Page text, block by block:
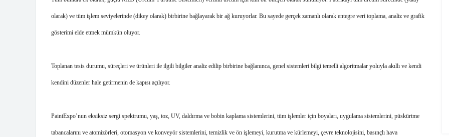
olarak) ve tüm işlem seviyelerinde (dikey olarak) birbirine bağlayarak bir ağ kuruyorlar. Bu sayede gerçek zamanlı olarak entegre veri toplama, analiz ve grafik
gösterimi elde etmek mümkün oluyor.
Toplanan tesis durumu, süreçleri ve ürünleri ile ilgili bilgiler analiz edilip birbirine bağlanınca, genel sistemleri bilgi temelli algoritmalar yoluyla akıllı ve kendi
kendini düzenler hale getirmenin de kapısı açılıyor.
PaintExpo’nun eksiksiz sergi spektrumu, yaş, toz, UV, daldırma ve bobin kaplama sistemlerini, tüm işlemler için boyaları, uygulama sistemlerini, püskürtme
tabancalarını ve atomizörleri, otomasyon ve konveyör sistemlerini, temizlik ve ön işlemeyi, kurutma ve kürlemeyi, çevre teknolojisini, basınçlı hava